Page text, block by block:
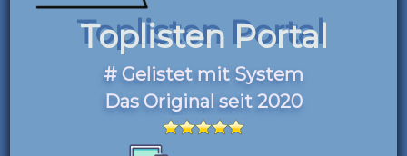
Toplisten Portal
# Gelistet mit System
Das Original seit 2020